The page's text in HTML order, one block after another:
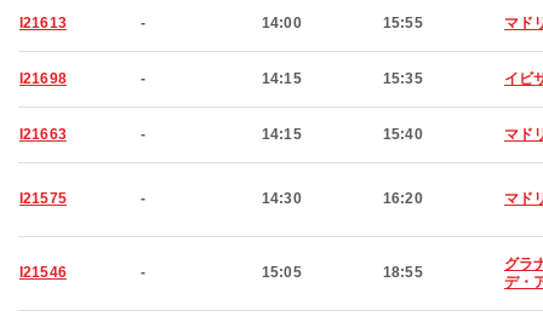
I21613 - 14:00 15:55 マド
I21698 - 14:15 15:35 イビ
I21663 - 14:15 15:40 マド
I21575 - 14:30 16:20 マド
I21546 - 15:05 18:55
グラ
デ・